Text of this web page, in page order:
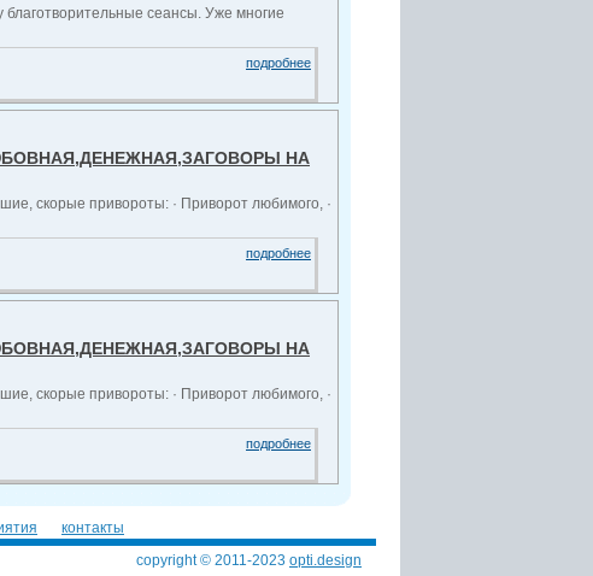
сеансы. Уже многие
подробнее
НА
скорые привороты: · Приворот любимого, ·
подробнее
НА
скорые привороты: · Приворот любимого, ·
подробнее
контакты
copyright © 2011-2023 opti.design